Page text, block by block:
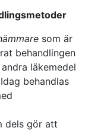
som är
behandlingen
läkemedel
behandlas
dels gör att